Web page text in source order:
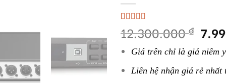
5.00
trên 5
dựa trên
3
12.300.000₫ Giá
gốc
là:
Giá trên chỉ là giá niêm
Liên hệ nhận giá rẻ